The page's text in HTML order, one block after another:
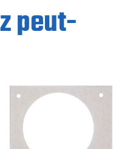
peut-